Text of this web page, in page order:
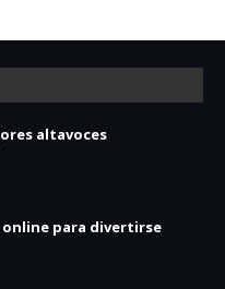
altavoces
online para divertirse